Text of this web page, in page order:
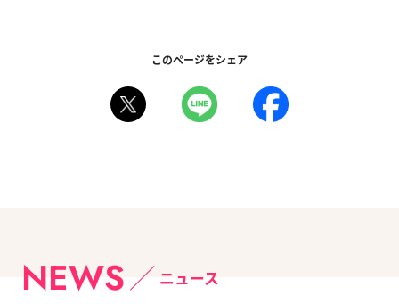
このページをシェア
NEWS ニュース